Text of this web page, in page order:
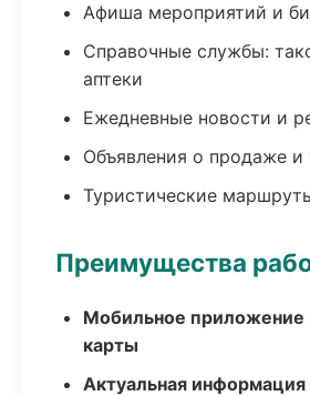
Афиша мероприятий и
Справочные службы:
аптеки
Ежедневные новости и
Объявления о продаже и
Туристические
Преимущества
Мобильное приложение
карты
Актуальная информация